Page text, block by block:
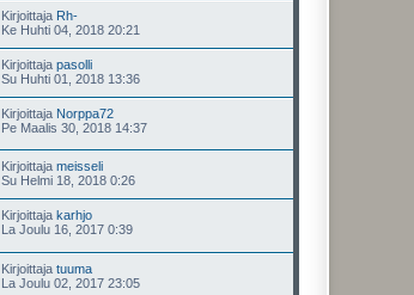
Kirjoittaja Rh-
Ke Huhti 04, 2018 20:21
Kirjoittaja pasolli
Su Huhti 01, 2018 13:36
Kirjoittaja Norppa72
Pe Maalis 30, 2018 14:37
Kirjoittaja meisseli
Su Helmi 18, 2018 0:26
Kirjoittaja karhjo
La Joulu 16, 2017 0:39
Kirjoittaja tuuma
La Joulu 02, 2017 23:05